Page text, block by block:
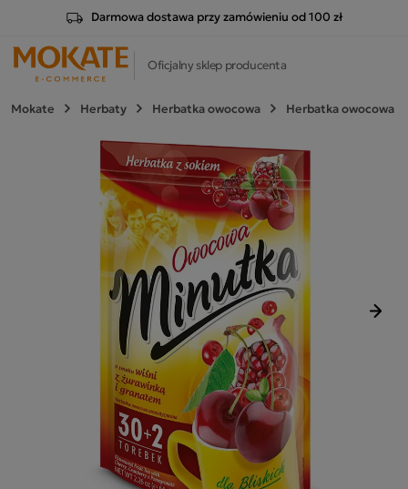
Darmowa dostawa przy zamówieniu od 100 zł
Oficjalny sklep producenta
Mokate Herbaty Herbatka owocowa Herbatka owocowa